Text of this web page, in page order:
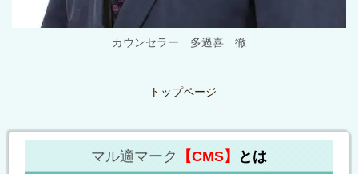
カウンセラー 多過喜 徹
トップページ
マル適マーク 【CMS】 とは